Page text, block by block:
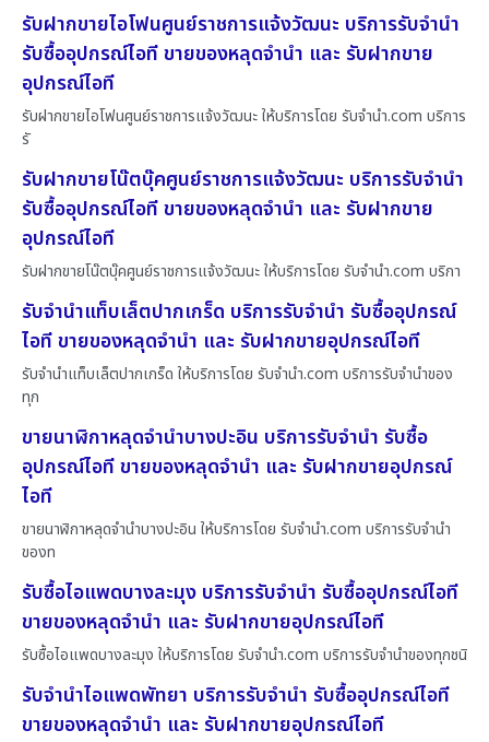
รับฝากขายไอโฟนศูนย์ราชการแจ้งวัฒนะ บริการรับจำนำ
รับซื้ออุปกรณ์ไอที ขายของหลุดจำนำ และ รับฝากขาย
อุปกรณ์ไอที
รับฝากขายไอโฟนศูนย์ราชการแจ้งวัฒนะ ให้บริการโดย รับจํานํา.com บริการ
รั
รับฝากขายโน๊ตบุ๊คศูนย์ราชการแจ้งวัฒนะ บริการรับจำนำ
รับซื้ออุปกรณ์ไอที ขายของหลุดจำนำ และ รับฝากขาย
อุปกรณ์ไอที
รับฝากขายโน๊ตบุ๊คศูนย์ราชการแจ้งวัฒนะ ให้บริการโดย รับจํานํา.com บริกา
รับจำนำแท็บเล็ตปากเกร็ด บริการรับจำนำ รับซื้ออุปกรณ์
ไอที ขายของหลุดจำนำ และ รับฝากขายอุปกรณ์ไอที
รับจำนำแท็บเล็ตปากเกร็ด ให้บริการโดย รับจํานํา.com บริการรับจำนำของ
ทุก
ขายนาฬิกาหลุดจำนำบางปะอิน บริการรับจำนำ รับซื้อ
อุปกรณ์ไอที ขายของหลุดจำนำ และ รับฝากขายอุปกรณ์
ไอที
ขายนาฬิกาหลุดจำนำบางปะอิน ให้บริการโดย รับจํานํา.com บริการรับจำนำ
ของท
รับซื้อไอแพดบางละมุง บริการรับจำนำ รับซื้ออุปกรณ์ไอที
ขายของหลุดจำนำ และ รับฝากขายอุปกรณ์ไอที
รับซื้อไอแพดบางละมุง ให้บริการโดย รับจํานํา.com บริการรับจำนำของทุกชนิ
รับจำนำไอแพดพัทยา บริการรับจำนำ รับซื้ออุปกรณ์ไอที
ขายของหลุดจำนำ และ รับฝากขายอุปกรณ์ไอที